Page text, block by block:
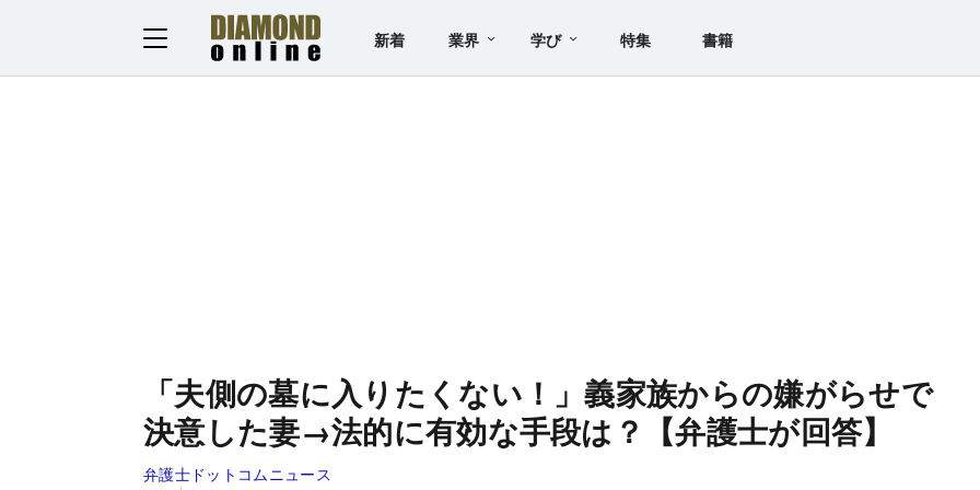
新着 業界 学び 特集 書籍
「夫側の墓に入りたくない！」義家族からの嫌がらせで
決意した妻→法的に有効な手段は？【弁護士が回答】
弁護士ドットコムニュース